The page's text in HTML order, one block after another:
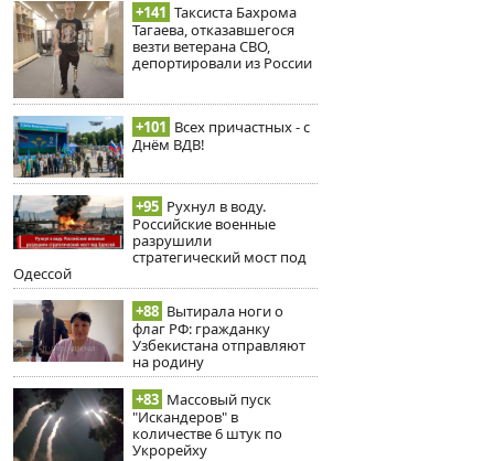
+141 Таксиста Бахрома
Тагаева, отказавшегося
везти ветерана СВО,
депортировали из России
+101 Всех причастных - с
Днём ВДВ!
+95 Рухнул в воду.
Российские военные
разрушили
стратегический мост под
Одессой
+88 Вытирала ноги о
флаг РФ: гражданку
Узбекистана отправляют
на родину
+83 Массовый пуск
"Искандеров" в
количестве 6 штук по
Укрорейху